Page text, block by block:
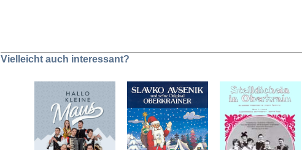
Vielleicht auch interessant?